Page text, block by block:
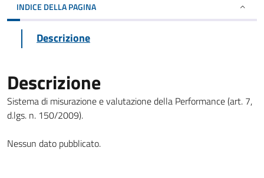
INDICE DELLA PAGINA
Descrizione
Descrizione
Sistema di misurazione e valutazione della Performance (art. 7,
d.lgs. n. 150/2009).
Nessun dato pubblicato.